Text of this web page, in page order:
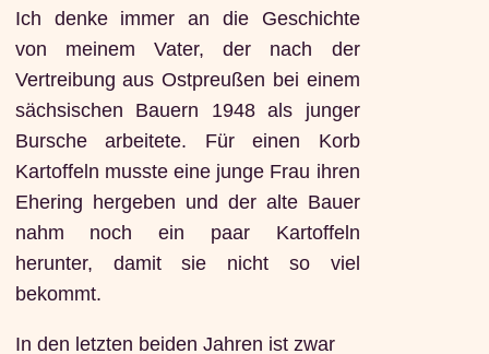
Ich denke immer an die Geschichte
von meinem Vater, der nach der
Vertreibung aus Ostpreußen bei einem
sächsischen Bauern 1948 als junger
Bursche arbeitete. Für einen Korb
Kartoffeln musste eine junge Frau ihren
Ehering hergeben und der alte Bauer
nahm noch ein paar Kartoffeln
herunter, damit sie nicht so viel
bekommt.
In den letzten beiden Jahren ist zwar